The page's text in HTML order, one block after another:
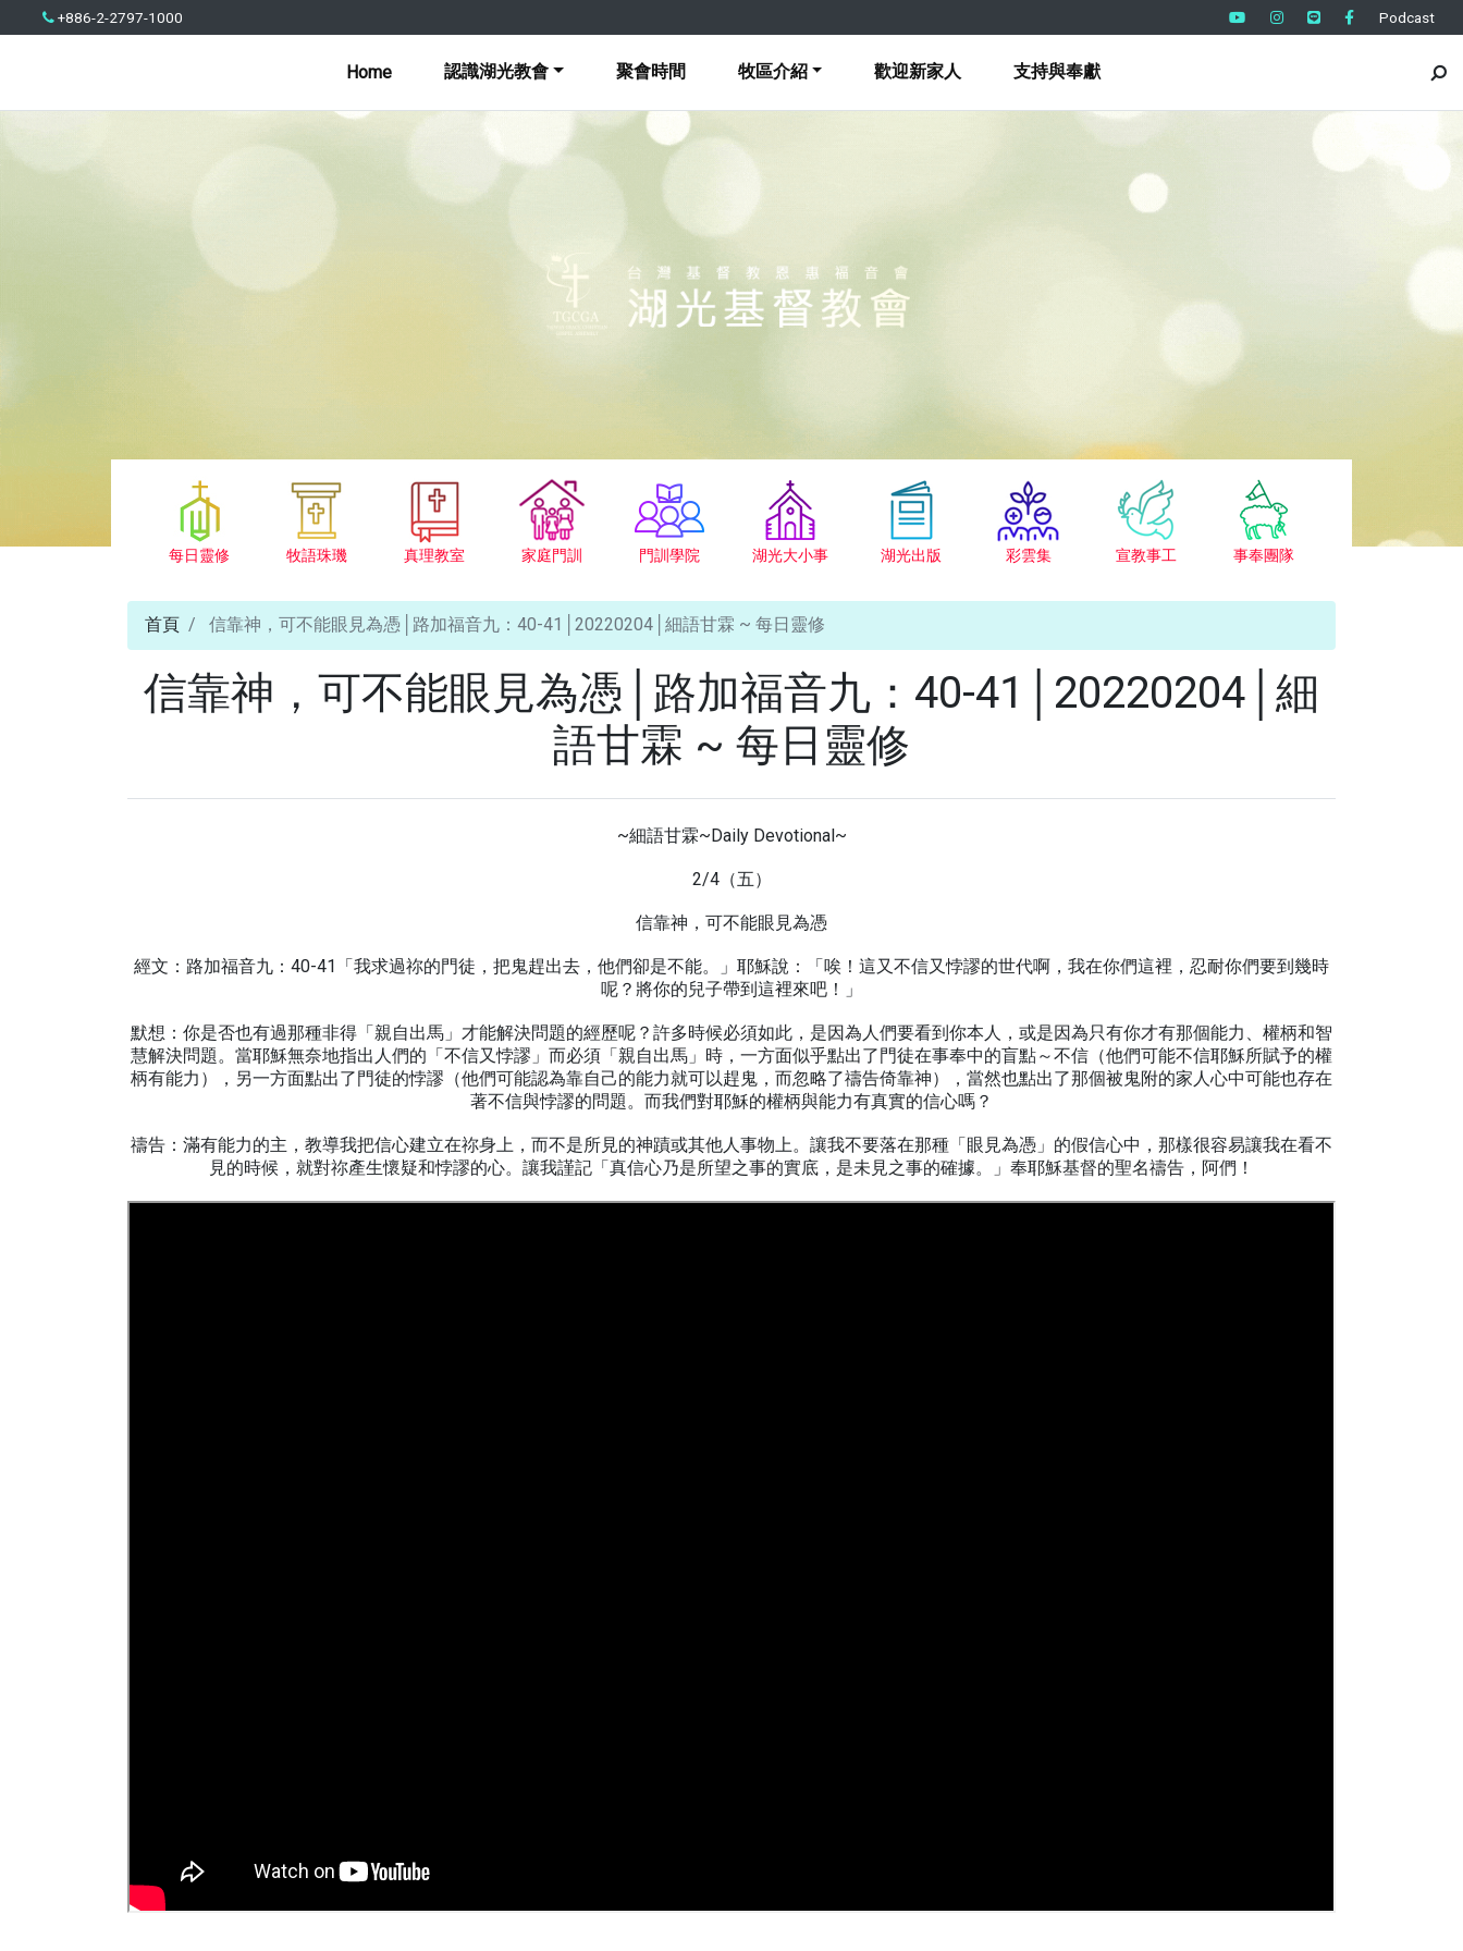
+886-2-2797-1000 Podcast
Home 認識湖光教會 聚會時間 牧區介紹 歡迎新家人 支持與奉獻
每日靈修 牧語珠璣 真理教室 家庭門訓 門訓學院 湖光大小事 湖光出版 彩雲集 宣教事工 事奉團隊
首頁 信靠神，可不能眼見為憑│路加福音九：40-41│20220204│細語甘霖 ~ 每日靈修
信靠神，可不能眼見為憑│路加福音九：40-41│20220204│細
語甘霖 ~ 每日靈修
~細語甘霖~Daily Devotional~
2/4（五）
信靠神，可不能眼見為憑
經文：路加福音九：40-41「我求過祢的門徒，把鬼趕出去，他們卻是不能。」耶穌說：「唉！這又不信又悖謬的世代啊，我在你們這裡，忍耐你們要到幾時
呢？將你的兒子帶到這裡來吧！」
默想：你是否也有過那種非得「親自出馬」才能解決問題的經歷呢？許多時候必須如此，是因為人們要看到你本人，或是因為只有你才有那個能力、權柄和智
慧解決問題。當耶穌無奈地指出人們的「不信又悖謬」而必須「親自出馬」時，一方面似乎點出了門徒在事奉中的盲點～不信（他們可能不信耶穌所賦予的權
柄有能力），另一方面點出了門徒的悖謬（他們可能認為靠自己的能力就可以趕鬼，而忽略了禱告倚靠神），當然也點出了那個被鬼附的家人心中可能也存在
著不信與悖謬的問題。而我們對耶穌的權柄與能力有真實的信心嗎？
禱告：滿有能力的主，教導我把信心建立在祢身上，而不是所見的神蹟或其他人事物上。讓我不要落在那種「眼見為憑」的假信心中，那樣很容易讓我在看不
見的時候，就對祢產生懷疑和悖謬的心。讓我謹記「真信心乃是所望之事的實底，是未見之事的確據。」奉耶穌基督的聖名禱告，阿們！